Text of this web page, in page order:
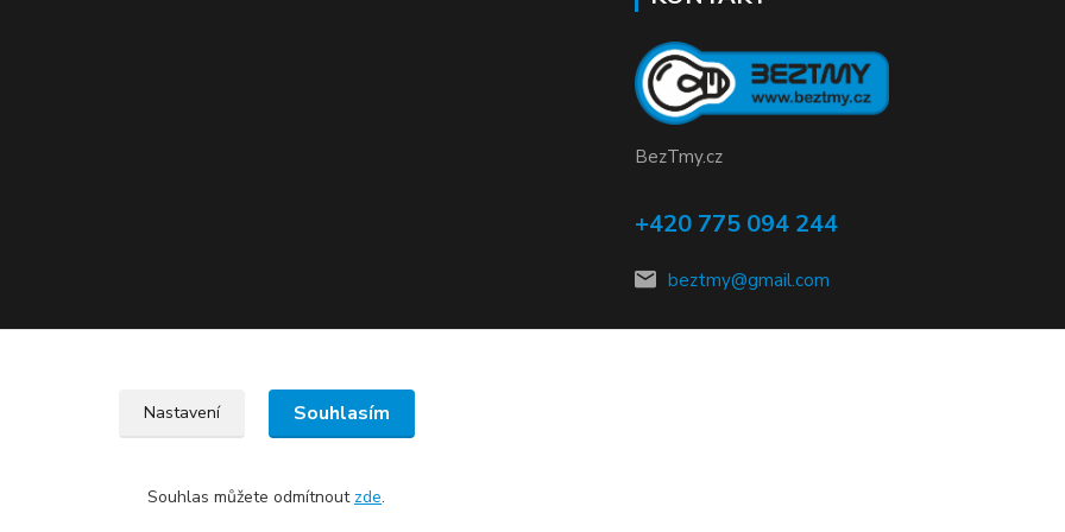
BezTmy.cz
+420 775 094 244
beztmy@gmail.com
Nastavení Souhlasím
Souhlas můžete odmítnout zde.